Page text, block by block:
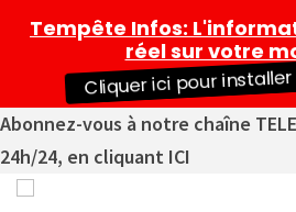
Abonnez-vous à notre chaîne
24h/24, en cliquant ICI
Tempête Infos:
réel sur votre
Cliquer ici pour